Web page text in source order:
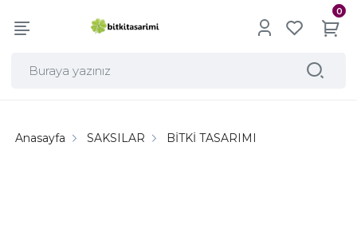
0
Anasayfa SAKSILAR BİTKİ TASARIMI